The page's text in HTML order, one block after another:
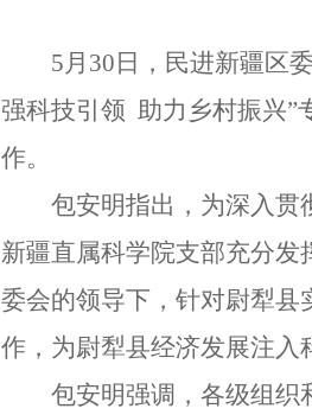
5月30日，民进新疆区
强科技引领 助力乡村振兴”
作。
包安明指出，为深入贯
新疆直属科学院支部充分
委会的领导下，针对尉犁县
作，为尉犁县经济发展注入
包安明强调，各级组织